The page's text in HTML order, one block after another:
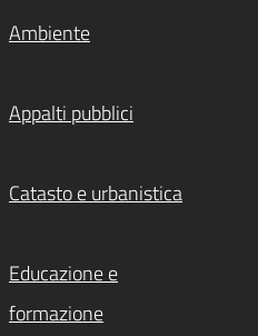
Ambiente
Appalti pubblici
Catasto e urbanistica
Educazione e
formazione